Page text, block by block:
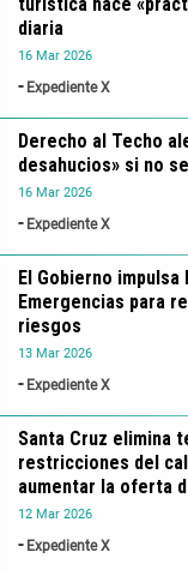
16 Mar 2026
Expediente X
turística hace
diaria
16 Mar 2026
Expediente X
Derecho al Techo
desahucios» si no
13 Mar 2026
Expediente X
El Gobierno
Emergencias para
riesgos
12 Mar 2026
Expediente X
Santa Cruz elimina
restricciones del
aumentar la oferta